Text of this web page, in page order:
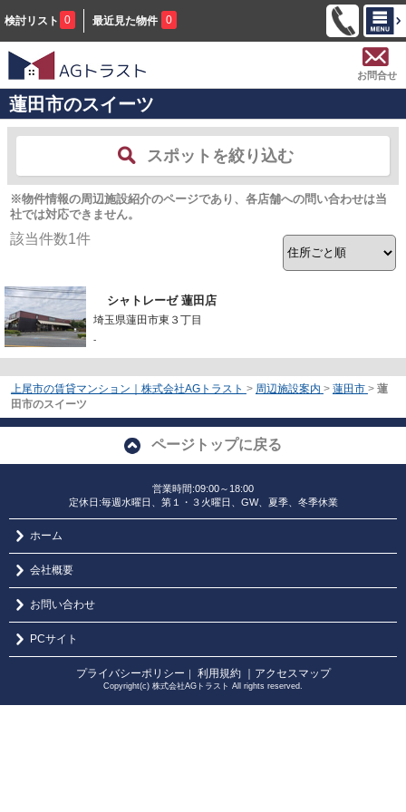
検討リスト 0 最近見た物件 0
お問合せ
蓮田市のスイーツ
スポットを絞り込む
※物件情報の周辺施設紹介のページであり、各店舗への問い合わせは当
社では対応できません。
該当件数1件
シャトレーゼ 蓮田店
埼玉県蓮田市東３丁目
-
上尾市の賃貸マンション｜株式会社AGトラスト > 周辺施設案内 > 蓮田市 > 蓮
田市のスイーツ
ページトップに戻る
営業時間:09:00～18:00
定休日:毎週水曜日、第１・３火曜日、GW、夏季、冬季休業
ホーム
会社概要
お問い合わせ
PCサイト
プライバシーポリシー ｜ 利用規約 ｜アクセスマップ
Copyright(c) 株式会社AGトラスト All rights reserved.